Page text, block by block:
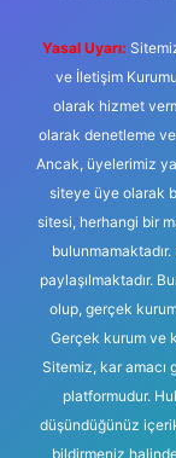
Yasal Uyarı:
ve İletişim
olarak hizmet
olarak denetleme
Ancak, üyelerimiz
siteye üye olarak
sitesi, herhangi bir
paylaşılmaktadır.
olup, gerçek
Gerçek kurum ve
Sitemiz, kar amacı
platformudur.
düşündüğünüz
bildirmeniz